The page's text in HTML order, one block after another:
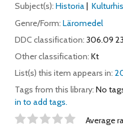
Subject(s): Historia
Genre/Form: Läromedel
DDC classification: 306.09
Other classification: Kt
List(s) this item appears in:
Tags from this library: No
in to add tags.
Star ratings Average